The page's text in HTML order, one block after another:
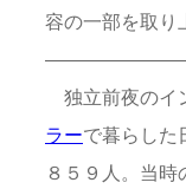
容の一部を取り
独立前夜のイ
ラーで暮らした
８５９人。当